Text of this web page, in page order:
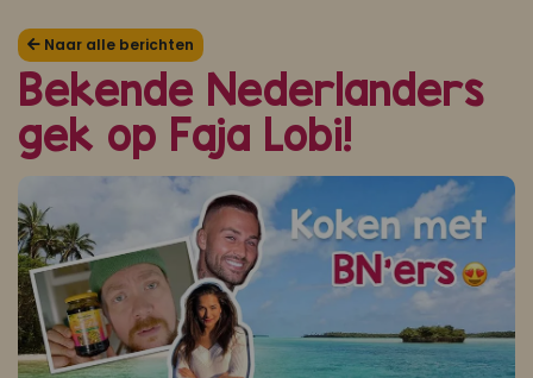
Koop ons bestseller kookboek
Of klik hier om je aan te melden voor Mijn Kookboek.
Naar alle berichten
Bekende Nederlanders
gek op Faja Lobi!